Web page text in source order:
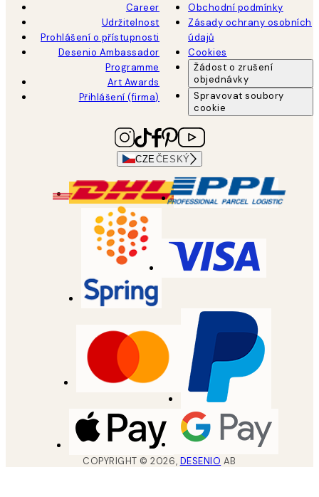
Career
Udržitelnost
Prohlášení o přístupnosti
Desenio Ambassador
Programme
Art Awards
Přihlášení (firma)
Obchodní podmínky
Zásady ochrany osobních
údajů
Cookies
Žádost o zrušení
objednávky
Spravovat soubory
cookie
CZE ČESKÝ
COPYRIGHT ©2026, DESENIO AB